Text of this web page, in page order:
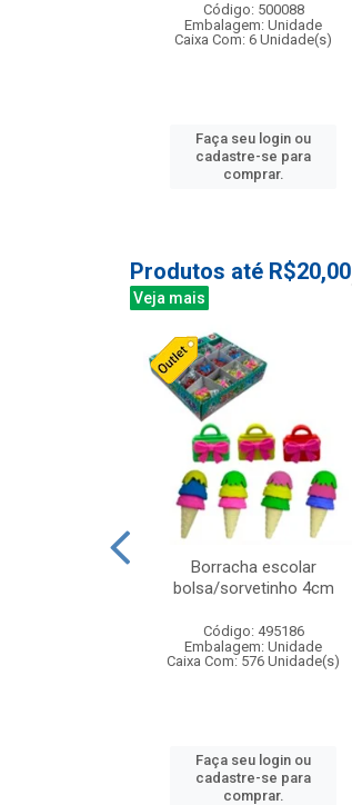
Código: 500088
Embalagem: Unidade
Caixa Com: 6 Unidade(s)
Faça seu login ou
cadastre-se para
comprar.
Produtos até R$20,00
Veja mais
Borracha escolar
bolsa/sorvetinho 4cm
Código: 495186
Embalagem: Unidade
Caixa Com: 576 Unidade(s)
Faça seu login ou
cadastre-se para
comprar.